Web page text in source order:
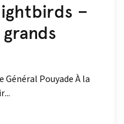
–
grands
Général Pouyade À la